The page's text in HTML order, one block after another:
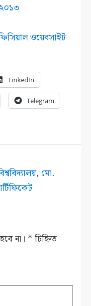
ওয়েবসাইট
LinkedIn
Telegram
,মো.
না। * চিহ্নিত